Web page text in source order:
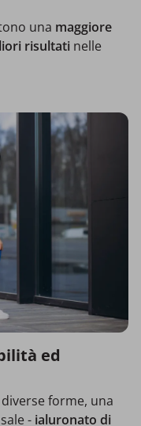
una maggiore
risultati nelle
ed
forme, una
- ialuronato di